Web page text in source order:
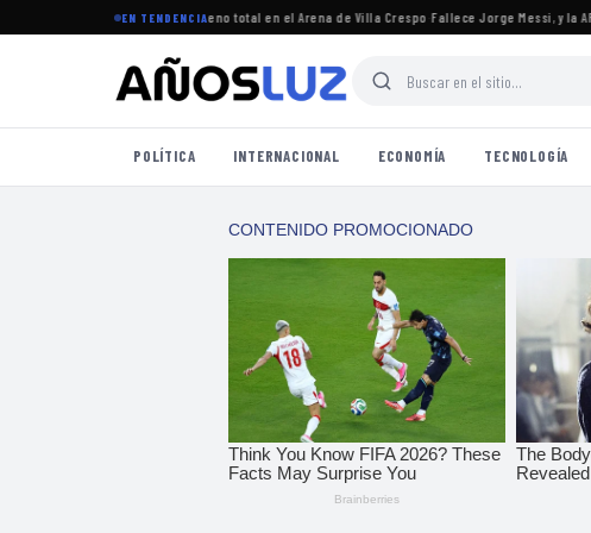
EN TENDENCIA
a Argentina y logró un lleno total en el Arena de Villa Crespo·Fallece Jorge Messi, y la
POLÍTICA INTERNACIONAL ECONOMÍA TECNOLOGÍA